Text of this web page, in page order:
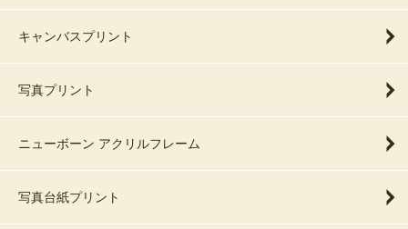
キャンバスプリント
写真プリント
ニューボーン アクリルフレーム
写真台紙プリント